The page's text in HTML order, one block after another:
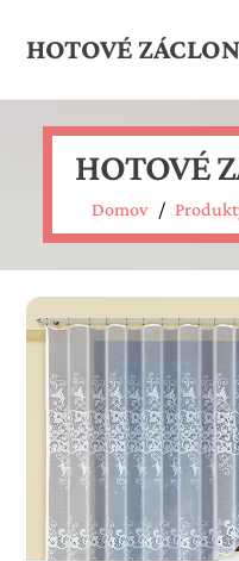
HOTOVÉ
HOTOVÉ
Domov /